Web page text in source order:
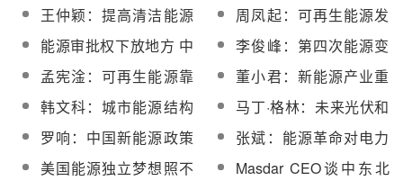
要市场给力
度逻辑
王仲颖：提高清洁能源
使用比例应对大气污染
周凤起：可再生能源发
展需重启电力改革
能源审批权下放地方 中
央政府需要做什么
李俊峰：第四次能源变
革促进能源低碳化
孟宪淦：可再生能源靠
补贴非长久之计
董小君：新能源产业重
在建设“四张网”
韩文科：城市能源结构
改变要尽快
马丁·格林：未来光伏和
光热将占总能源需求的
60%
罗响：中国新能源政策
要改良
张斌：能源革命对电力
工业发展的启示
美国能源独立梦想照不
Masdar CEO谈中东北